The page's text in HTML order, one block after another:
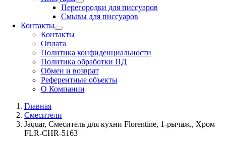
Перегородки для писсуаров
Смывы для писсуаров
Контакты
Контакты
Оплата
Политика конфиденциальности
Политика обработки ПД
Обмен и возврат
Референтные объекты
О Компании
Главная
Смесители
Jaquar, Смеситель для кухни Florentine, 1-рычаж., Хром
FLR-CHR-5163